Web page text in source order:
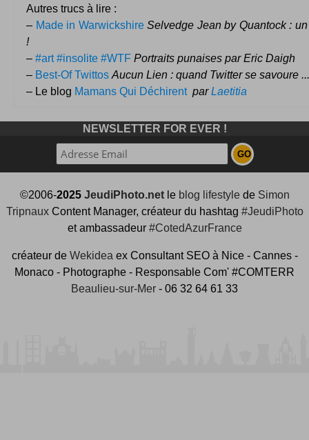
Autres trucs à lire :
– Made in Warwickshire Selvedge Jean by Quantock :
!
– #art #insolite #WTF Portraits punaises par Eric Daigh
– Best-Of Twittos Aucun Lien : quand Twitter se savoure ...
– Le blog Mamans Qui Déchirent parLaetitia
NEWSLETTER FOR EVER !
©2006-2025 JeudiPhoto.netle blog lifestylede Simon
TripnauxContent Manager, créateur du hashtag #JeudiPhoto
et ambassadeur #CotedAzurFrance
créateur de Wekidea ex Consultant SEO à Nice - Cannes -
Monaco - Photographe - Responsable Com' #COMTERR
Beaulieu-sur-Mer - 06 32 64 61 33